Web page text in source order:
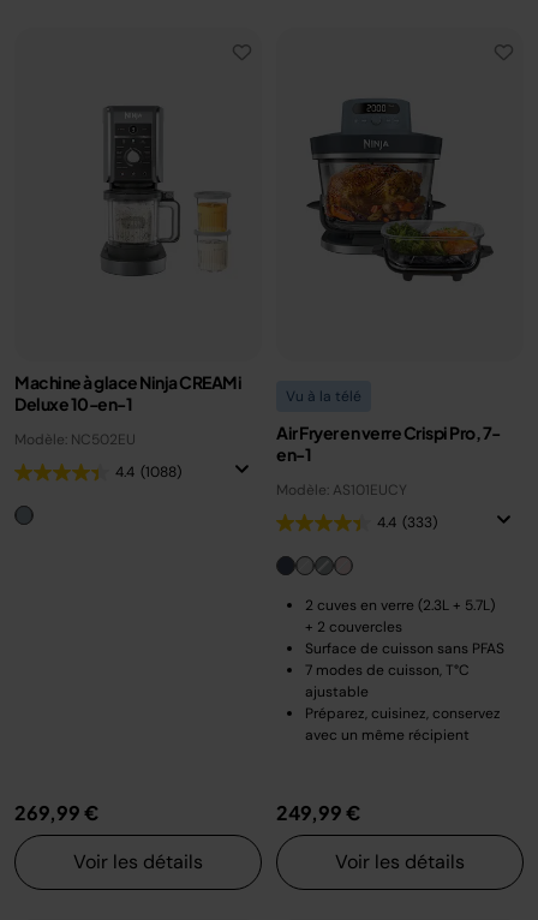
Machine à glace Ninja CREAMi
Deluxe 10-en-1
Modèle: NC502EU
4.4 (1088)
269,99 €
Voir les détails
Vu à la télé
Air Fryer en verre Crispi Pro, 7-
en-1
Modèle: AS101EUCY
4.4 (333)
2 cuves en verre (2.3L + 5.7L)
+ 2 couvercles
Surface de cuisson sans PFAS
7 modes de cuisson, T°C
ajustable
Préparez, cuisinez, conservez
avec un même récipient
249,99 €
Voir les détails